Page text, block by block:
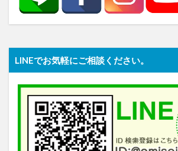
LINEでお気軽にご相談ください。